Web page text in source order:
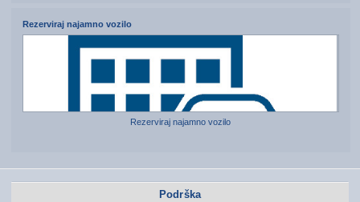
Rezerviraj najamno vozilo
Rezerviraj najamno vozilo
Podrška